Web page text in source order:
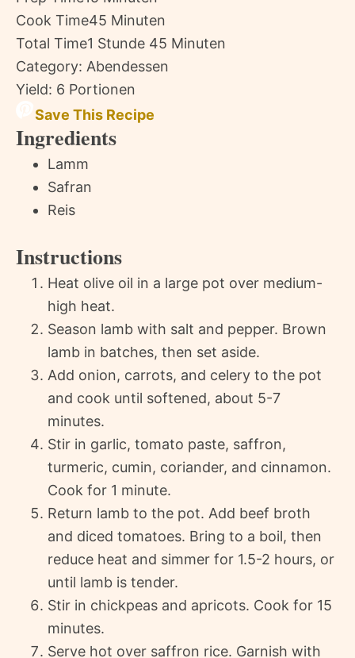
Cook Time45 Minuten
Total Time1 Stunde 45 Minuten
Category: Abendessen
Yield: 6 Portionen
Save This Recipe
Ingredients
Lamm
Safran
Reis
Instructions
Heat olive oil in a large pot over medium-
high heat.
Season lamb with salt and pepper. Brown
lamb in batches, then set aside.
Add onion, carrots, and celery to the pot
and cook until softened, about 5-7
minutes.
Stir in garlic, tomato paste, saffron,
turmeric, cumin, coriander, and cinnamon.
Cook for 1 minute.
Return lamb to the pot. Add beef broth
and diced tomatoes. Bring to a boil, then
reduce heat and simmer for 1.5-2 hours, or
until lamb is tender.
Stir in chickpeas and apricots. Cook for 15
minutes.
Serve hot over saffron rice. Garnish with